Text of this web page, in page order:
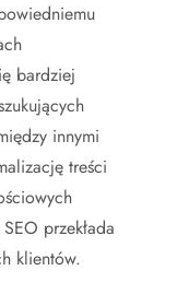
bardziej
innymi
treści
przekłada
klientów.